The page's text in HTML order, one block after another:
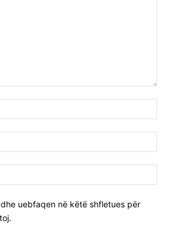
dhe uebfaqen në këtë shfletues për